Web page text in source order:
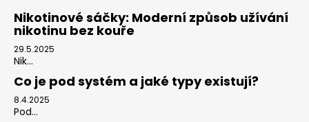
Nikotinové sáčky: Moderní způsob užívání
nikotinu bez kouře
29.5.2025
Nik...
Co je pod systém a jaké typy existují?
8.4.2025
Pod...